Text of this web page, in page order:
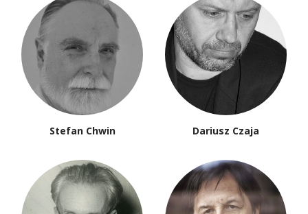
Stefan Chwin Dariusz Czaja